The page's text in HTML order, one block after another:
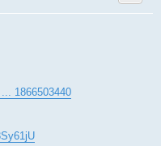
1866503440